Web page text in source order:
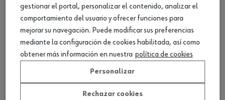
gestionar el portal, personalizar el contenido, analizar el
comportamiento del usuario y ofrecer funciones para
mejorar su navegación. Puede modificar sus preferencias
mediante la configuración de cookies habilitada, así como
obtener más información en nuestra política de cookies
Personalizar
Rechazar cookies